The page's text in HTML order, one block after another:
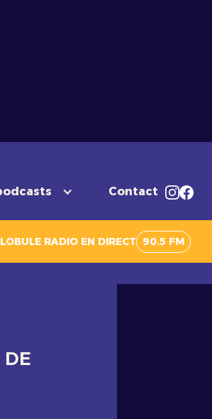
Contact
RADIO EN DIRECT 90.5 FM
DE